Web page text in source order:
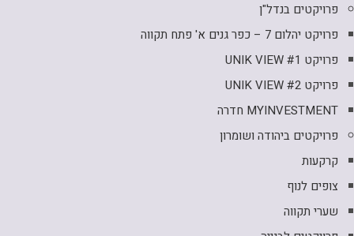
פרויקטים בנדל"ן
פרויקט יהלום 7 – כפר גנים א' פתח תקווה
פרויקט UNIK VIEW #1
פרויקט UNIK VIEW #2
MYINVESTMENT חדרה
פרויקטים ביהודה ושומרון
קרקעות
צופים לנוף
שערי תקווה